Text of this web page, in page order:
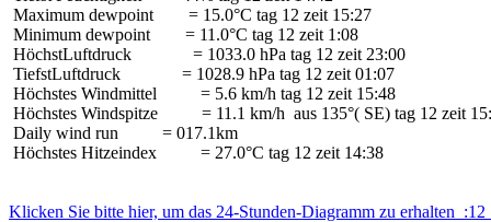
Maximum dewpoint        = 15.0°C tag 12 zeit 15:27
Minimum dewpoint        = 11.0°C tag 12 zeit 1:08
HöchstLuftdruck              = 1033.0 hPa tag 12 zeit 23:00
TiefstLuftdruck              = 1028.9 hPa tag 12 zeit 01:07
Höchstes Windmittel          = 5.6 km/h tag 12 zeit 15:48
Höchstes Windspitze          = 11.1 km/h  aus 135°( SE) tag 12 zeit
Daily wind run          = 017.1km
Höchstes Hitzeindex          = 27.0°C tag 12 zeit 14:38
Klicken Sie bitte hier, um das 24-Stunden-Diagramm zu erhalten  :12